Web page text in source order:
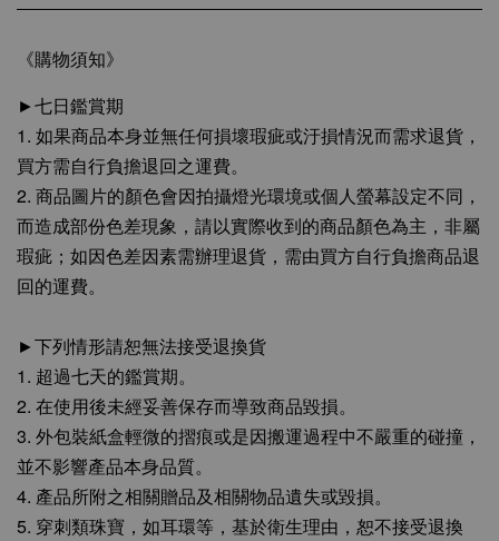
《購物須知》
►七日鑑賞期
1. 如果商品本身並無任何損壞瑕疵或汙損情況而需求退貨，
買方需自行負擔退回之運費。
2. 商品圖片的顏色會因拍攝燈光環境或個人螢幕設定不同，
而造成部份色差現象，請以實際收到的商品顏色為主，非屬
瑕疵；如因色差因素需辦理退貨，需由買方自行負擔商品退
回的運費。
►下列情形請恕無法接受退換貨
1. 超過七天的鑑賞期。
2. 在使用後未經妥善保存而導致商品毀損。
3. 外包裝紙盒輕微的摺痕或是因搬運過程中不嚴重的碰撞，
並不影響產品本身品質。
4. 產品所附之相關贈品及相關物品遺失或毀損。
5. 穿刺類珠寶，如耳環等，基於衛生理由，恕不接受退換